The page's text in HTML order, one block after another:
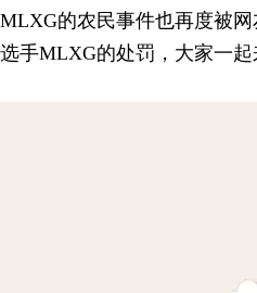
MLXG的农民事件也再度被
选手MLXG的处罚，大家一起